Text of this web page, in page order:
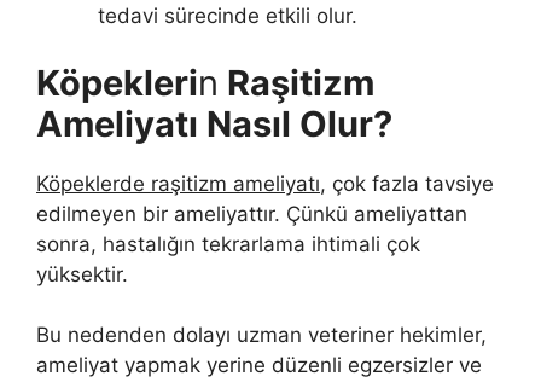
tedavi sürecinde etkili olur.
Köpeklerin Raşitizm
Ameliyatı Nasıl Olur?
Köpeklerde raşitizm ameliyatı, çok fazla tavsiye
edilmeyen bir ameliyattır. Çünkü ameliyattan
sonra, hastalığın tekrarlama ihtimali çok
yüksektir.
Bu nedenden dolayı uzman veteriner hekimler,
ameliyat yapmak yerine düzenli egzersizler ve